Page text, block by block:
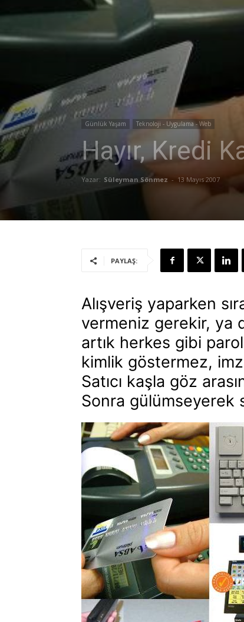
Günlük Yaşam Teknoloji - Uygulama - Web
Hayır, Kredi
Yazar: Süleyman Sönmez - 13 Mayıs 2007
PAYLAŞ:
Alışveriş yaparken
vermeniz gerekir, ya
artık herkes gibi
kimlik göstermez,
Satıcı kaşla göz
Sonra gülümseyerek